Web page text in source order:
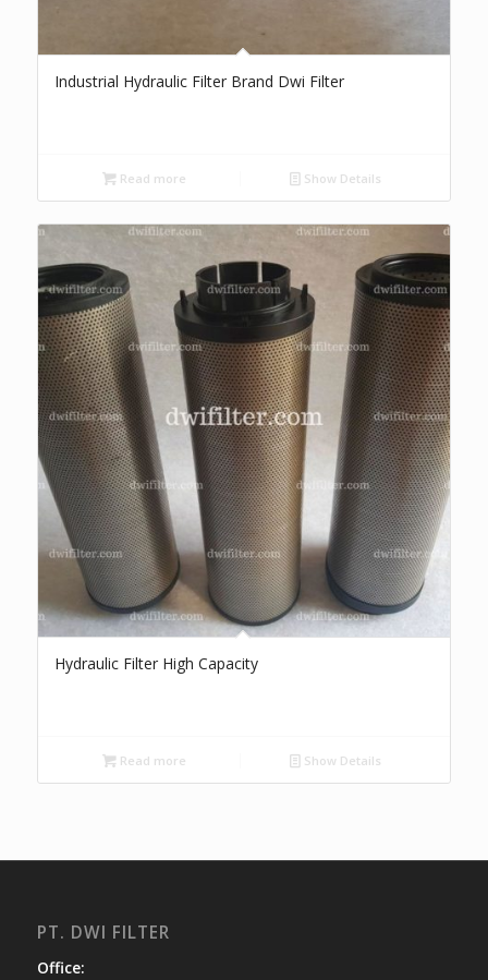
Industrial Hydraulic Filter Brand Dwi Filter
Read more Show Details
Hydraulic Filter High Capacity
Read more Show Details
PT. DWI FILTER
Office: